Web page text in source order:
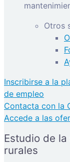
Otros
Inscribirse a la
de empleo
Contacta con la
Accede a las
Estudio de
rurales